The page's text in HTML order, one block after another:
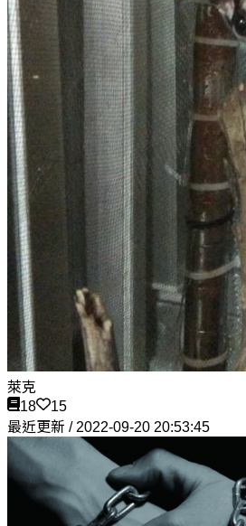
萊克
18
15
最近更新 / 2022-09-20 20:53:45